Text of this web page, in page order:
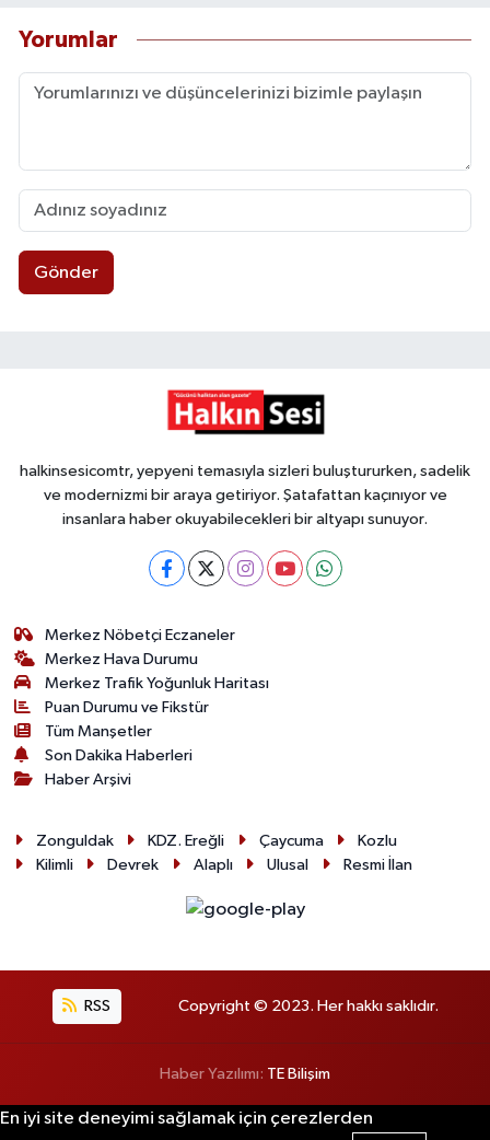
Yorumlar
Gönder
halkinsesicomtr, yepyeni temasıyla sizleri buluştururken, sadelik
ve modernizmi bir araya getiriyor. Şatafattan kaçınıyor ve
insanlara haber okuyabilecekleri bir altyapı sunuyor.
Merkez Nöbetçi Eczaneler
Merkez Hava Durumu
Merkez Trafik Yoğunluk Haritası
Puan Durumu ve Fikstür
Tüm Manşetler
Son Dakika Haberleri
Haber Arşivi
Zonguldak KDZ. Ereğli Çaycuma
Kozlu
Kilimli
Devrek Alaplı Ulusal Resmi İlan
RSS Copyright © 2023. Her hakkı saklıdır.
Haber Yazılımı: TE Bilişim
En iyi site deneyimi sağlamak için çerezlerden